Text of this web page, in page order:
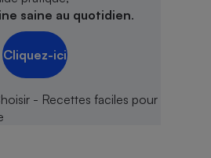
saine au quotidien.
Cliquez-ici